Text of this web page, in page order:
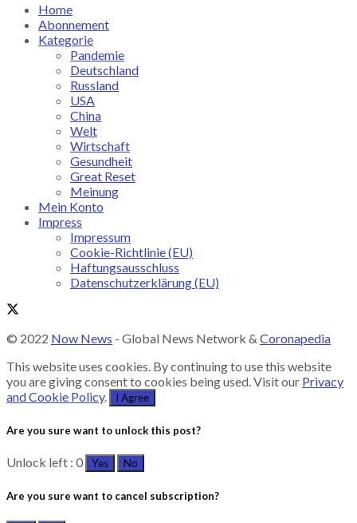
Home
Abonnement
Kategorie
Pandemie
Deutschland
Russland
USA
China
Welt
Wirtschaft
Gesundheit
Great Reset
Meinung
Mein Konto
Impress
Impressum
Cookie-Richtlinie (EU)
Haftungsausschluss
Datenschutzerklärung (EU)
© 2022 Now News - Global News Network & Coronapedia
This website uses cookies. By continuing to use this website
you are giving consent to cookies being used. Visit our Privacy
and Cookie Policy. I Agree
Are you sure want to unlock this post?
Unlock left : 0 Yes No
Are you sure want to cancel subscription?